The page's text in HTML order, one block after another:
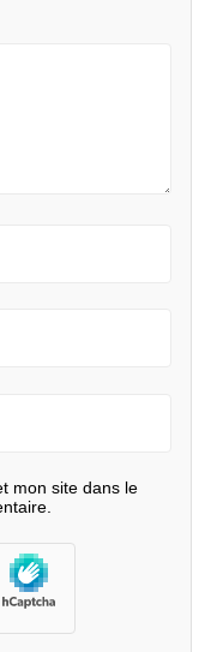
mon site dans le